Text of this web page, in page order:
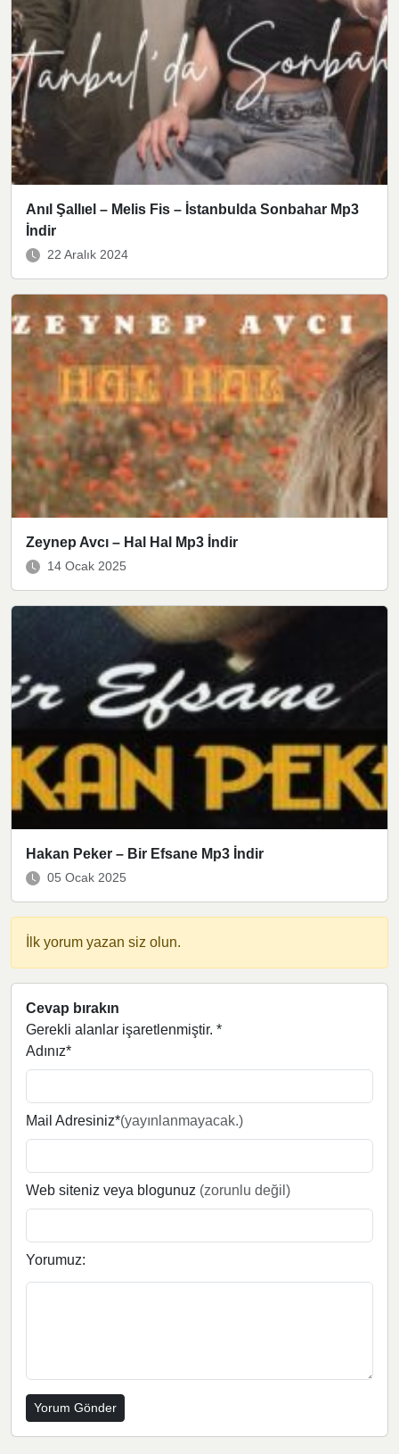
Anıl Şallıel – Melis Fis – İstanbulda Sonbahar Mp3
İndir
22 Aralık 2024
Zeynep Avcı – Hal Hal Mp3 İndir
14 Ocak 2025
Hakan Peker – Bir Efsane Mp3 İndir
05 Ocak 2025
İlk yorum yazan siz olun.
Cevap bırakın
Gerekli alanlar işaretlenmiştir. *
Adınız*
Mail Adresiniz*(yayınlanmayacak.)
Web siteniz veya blogunuz (zorunlu değil)
Yorumuz: